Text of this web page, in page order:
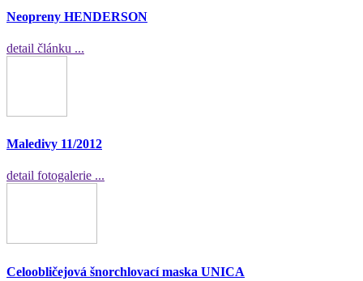
Neopreny HENDERSON
detail článku ...
Maledivy 11/2012
detail fotogalerie ...
Celoobličejová šnorchlovací maska UNICA